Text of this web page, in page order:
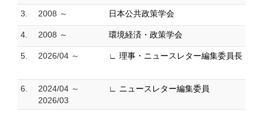
3. 2008 ～ 日本公共政策学会
4. 2008 ～ 環境経済・政策学会
5. 2026/04 ～ ∟ 理事・ニュースレター編集委員長
6.
2024/04 ～
2026/03
∟ ニュースレター編集委員